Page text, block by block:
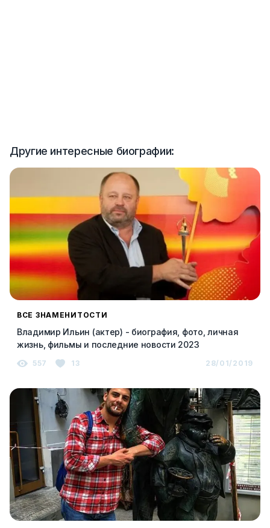
Другие интересные биографии:
ВСЕ ЗНАМЕНИТОСТИ
Владимир Ильин (актер) - биография, фото, личная
жизнь, фильмы и последние новости 2023
557 13 28/01/2019